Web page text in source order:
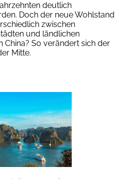
deutlich
Doch der neue Wohlstand
zwischen
und ländlichen
China? So verändert sich der
Mitte.